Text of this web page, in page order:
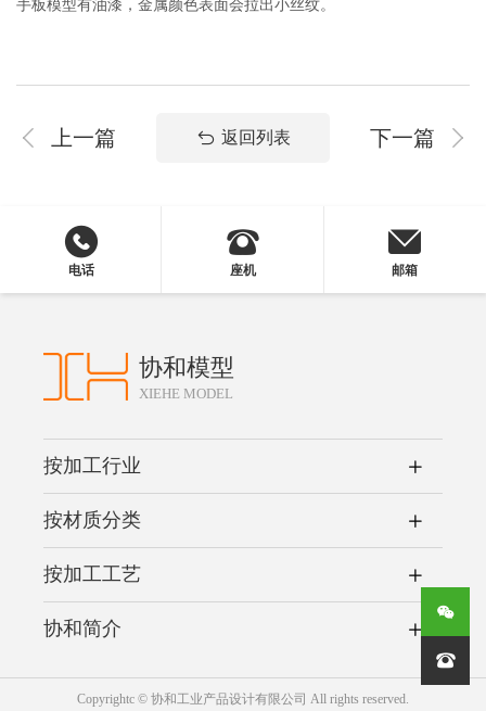
手板模型有油漆，金属颜色表面会拉出小丝纹。
上一篇 返回列表 下一篇
电话 座机 邮箱
协和模型
XIEHE MODEL
按加工行业
按材质分类
按加工工艺
协和简介
Copyrightc © 协和工业产品设计有限公司 All rights reserved.
